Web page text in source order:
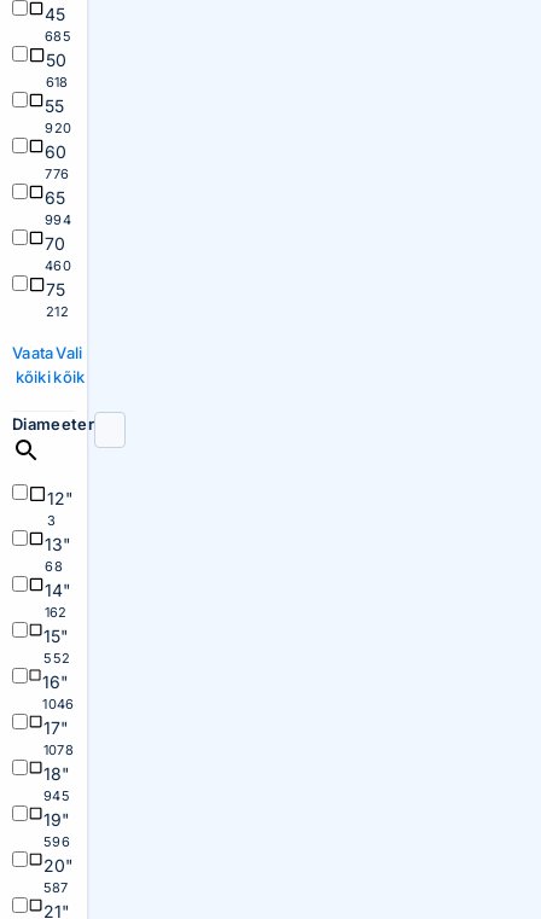
45
685
50
618
55
920
60
776
65
994
70
460
75
212
Vaata
kõiki
Vali
kõik
Diameeter
12"
3
13"
68
14"
162
15"
552
16"
1046
17"
1078
18"
945
19"
596
20"
587
21"